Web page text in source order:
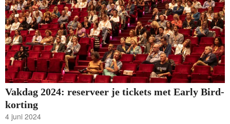
Vakdag 2024: reserveer je tickets met Early Bird-
korting
4 juni 2024